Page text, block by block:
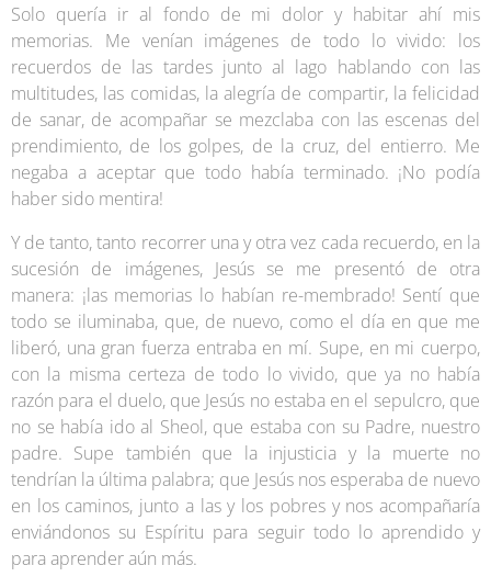
Solo quería ir al fondo de mi dolor y habitar ahí mis
memorias. Me venían imágenes de todo lo vivido: los
recuerdos de las tardes junto al lago hablando con las
multitudes, las comidas, la alegría de compartir, la felicidad
de sanar, de acompañar se mezclaba con las escenas del
prendimiento, de los golpes, de la cruz, del entierro. Me
negaba a aceptar que todo había terminado. ¡No podía
haber sido mentira!
Y de tanto, tanto recorrer una y otra vez cada recuerdo, en la
sucesión de imágenes, Jesús se me presentó de otra
manera: ¡las memorias lo habían re-membrado! Sentí que
todo se iluminaba, que, de nuevo, como el día en que me
liberó, una gran fuerza entraba en mí. Supe, en mi cuerpo,
con la misma certeza de todo lo vivido, que ya no había
razón para el duelo, que Jesús no estaba en el sepulcro, que
no se había ido al Sheol, que estaba con su Padre, nuestro
padre. Supe también que la injusticia y la muerte no
tendrían la última palabra; que Jesús nos esperaba de nuevo
en los caminos, junto a las y los pobres y nos acompañaría
enviándonos su Espíritu para seguir todo lo aprendido y
para aprender aún más.